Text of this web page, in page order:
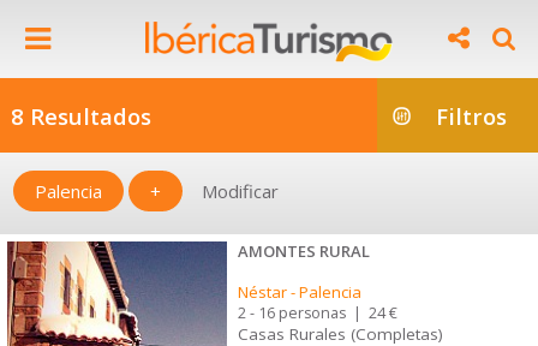
8 Resultados Filtros
Palencia + Modificar
AMONTES RURAL
Néstar-Palencia
2 - 16 personas | 24 €
Casas Rurales (Completas)